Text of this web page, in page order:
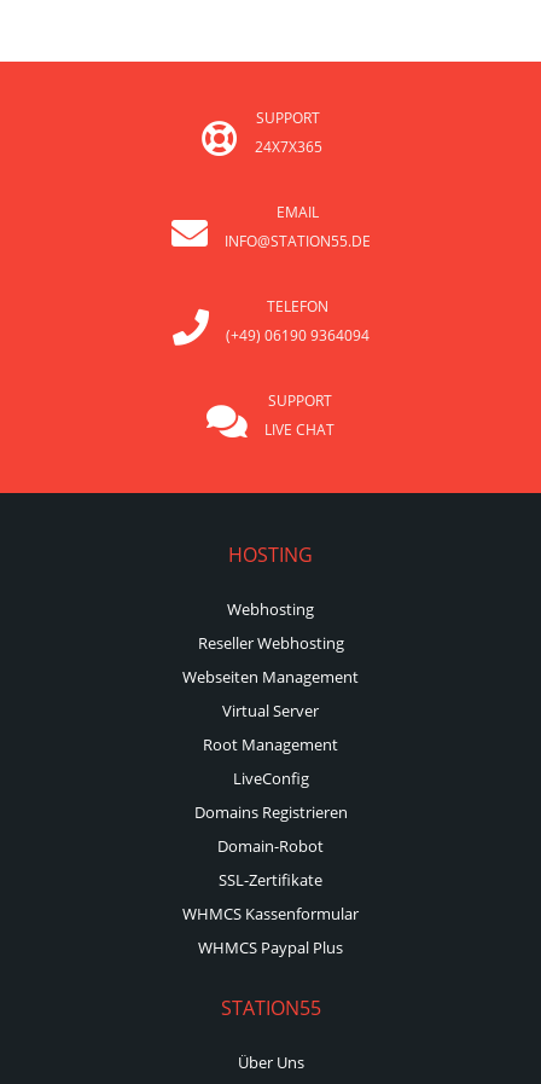
SUPPORT
24X7X365
EMAIL
INFO@STATION55.DE
TELEFON
(+49) 06190 9364094
SUPPORT
LIVE CHAT
HOSTING
Webhosting
Reseller Webhosting
Webseiten Management
Virtual Server
Root Management
LiveConfig
Domains Registrieren
Domain-Robot
SSL-Zertifikate
WHMCS Kassenformular
WHMCS Paypal Plus
STATION55
Über Uns